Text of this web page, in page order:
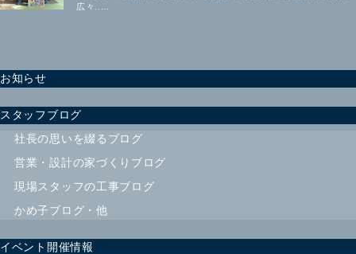
広々.....
お知らせ
スタッフブログ
社長の思いを綴るブログ
営業・設計の家づくりブログ
現場スタッフの工事ブログ
かめ子ブログ・他
イベント開催情報